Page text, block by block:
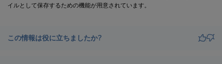
イルとして保存するための機能が用意されています。
この情報は役に立ちましたか?